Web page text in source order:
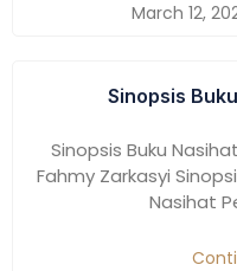
March 12,
Sinopsis
Sinopsis Buku
Fahmy Zarkasyi
Nasihat